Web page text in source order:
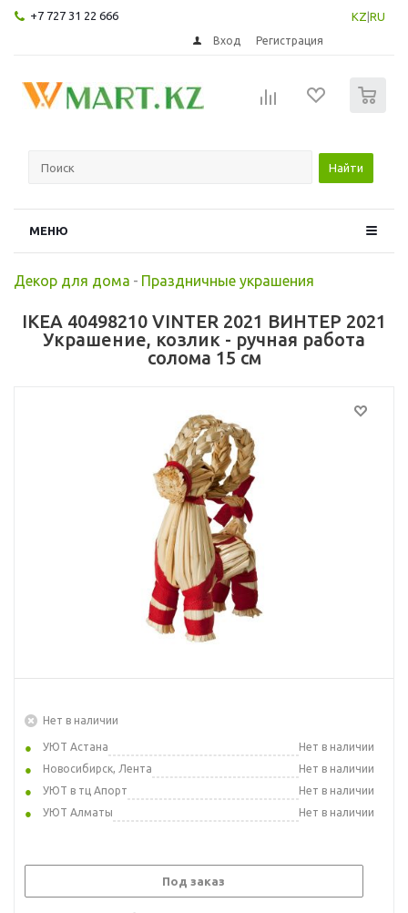
+7 727 31 22 666 KZ RU
Вход Регистрация
Найти
МЕНЮ
Декор для дома - Праздничные украшения
IKEA 40498210 VINTER 2021 ВИНТЕР 2021
Украшение, козлик - ручная работа
солома 15 см
Нет в наличии
УЮТ Астана
Нет в наличии
Новосибирск, Лента
Нет в наличии
УЮТ в тц Апорт
Нет в наличии
УЮТ Алматы
Нет в наличии
Под заказ